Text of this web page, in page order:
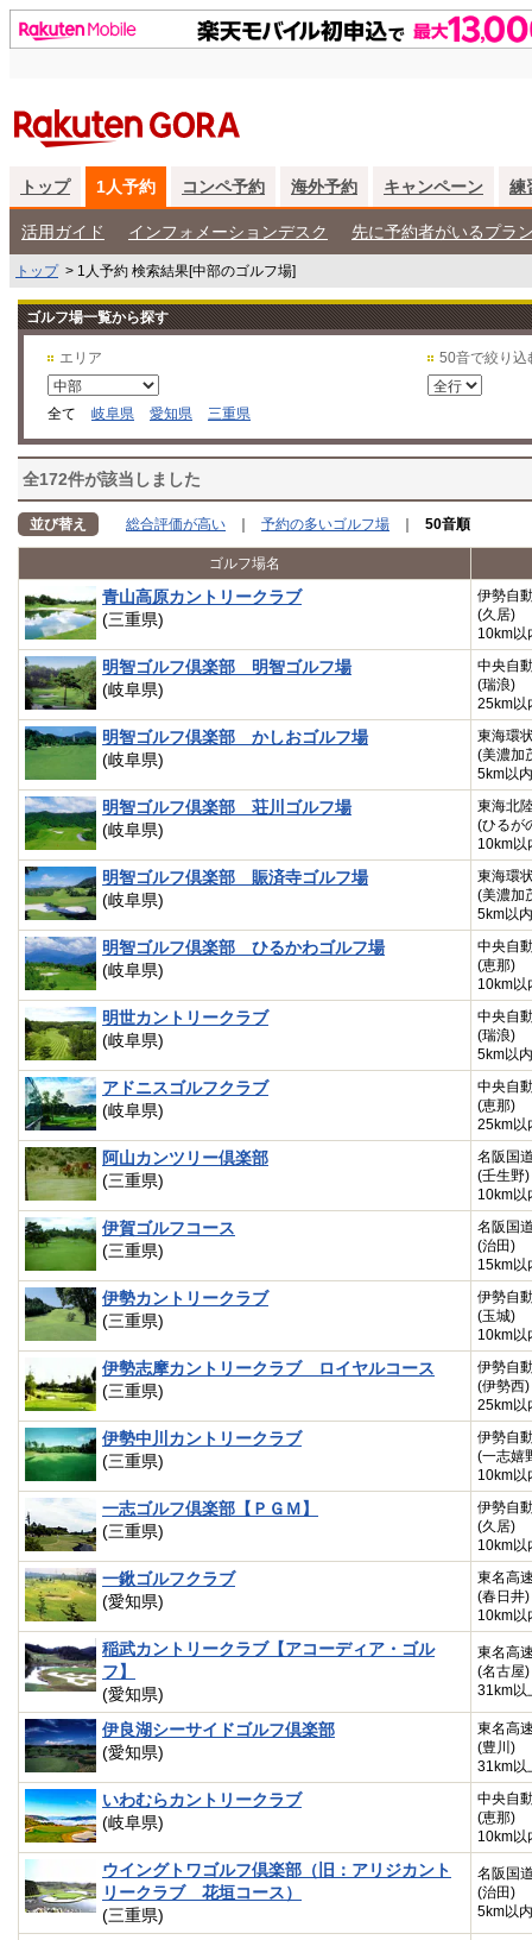
トップ 1人予約 コンペ予約 海外予約 キャンペーン 練
活用ガイド インフォメーションデスク 先に予約者がいるプラ
トップ> 1人予約 検索結果[中部のゴルフ場]
ゴルフ場一覧から探す
エリア
全て 岐阜県 愛知県 三重県
50音で絞り込
全172件が該当しました
並び替え 総合評価が高い 予約の多いゴルフ場 50音順
ゴルフ場名
青山高原カントリークラブ
(三重県)
伊勢自
(久居)
10km以
明智ゴルフ倶楽部 明智ゴルフ場
(岐阜県)
中央自
(瑞浪)
25km以
明智ゴルフ倶楽部 かしおゴルフ場
(岐阜県)
東海環
(美濃加
5km以内
明智ゴルフ倶楽部 荘川ゴルフ場
(岐阜県)
東海北
(ひるが
10km以
明智ゴルフ倶楽部 賑済寺ゴルフ場
(岐阜県)
東海環
(美濃加
5km以内
明智ゴルフ倶楽部 ひるかわゴルフ場
(岐阜県)
中央自
(恵那)
10km以
明世カントリークラブ
(岐阜県)
中央自
(瑞浪)
5km以内
アドニスゴルフクラブ
(岐阜県)
中央自
(恵那)
25km以
阿山カンツリー倶楽部
(三重県)
名阪国
(壬生野)
10km以
伊賀ゴルフコース
(三重県)
名阪国
(治田)
15km以
伊勢カントリークラブ
(三重県)
伊勢自
(玉城)
10km以
伊勢志摩カントリークラブ ロイヤルコース
(三重県)
伊勢自
(伊勢西)
25km以
伊勢中川カントリークラブ
(三重県)
伊勢自
(一志嬉
10km以
一志ゴルフ倶楽部【ＰＧＭ】
(三重県)
伊勢自
(久居)
10km以
一鍬ゴルフクラブ
(愛知県)
東名高
(春日井)
10km以
稲武カントリークラブ【アコーディア・ゴル
フ】
(愛知県)
東名高
(名古屋)
31km以
伊良湖シーサイドゴルフ倶楽部
(愛知県)
東名高
(豊川)
31km以
いわむらカントリークラブ
(岐阜県)
中央自
(恵那)
10km以
ウイングトワゴルフ倶楽部（旧：アリジカント
リークラブ 花垣コース）
(三重県)
名阪国
(治田)
5km以内